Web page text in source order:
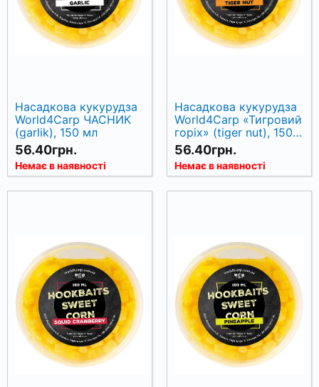
Насадкова кукурудза
World4Carp ЧАСНИК
(garlik), 150 мл
56.40грн.
Немає в наявності
Насадкова кукурудза
World4Carp «Тигровий
горіх» (tiger nut), 150
мл
56.40грн.
Немає в наявності